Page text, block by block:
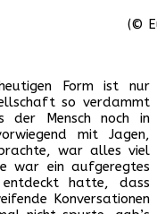
(©
Form ist nur
so verdammt
der Mensch noch in
mit Jagen,
war alles viel
war ein aufgeregtes
hatte, dass
Konversationen